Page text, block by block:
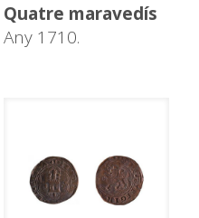
Quatre maravedís
Any 1710.